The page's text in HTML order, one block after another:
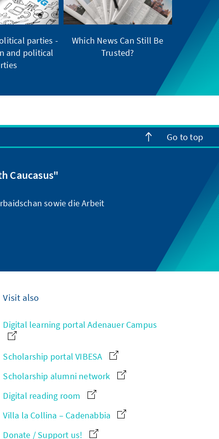
parties -
and political
Which News Can Still Be
Trusted?
Go to top
Caucasus"
sowie die Arbeit
Visit also
Digital learning portal Adenauer Campus
Scholarship portal VIBESA
Scholarship alumni network
Digital reading room
Villa la Collina – Cadenabbia
Donate / Support us!